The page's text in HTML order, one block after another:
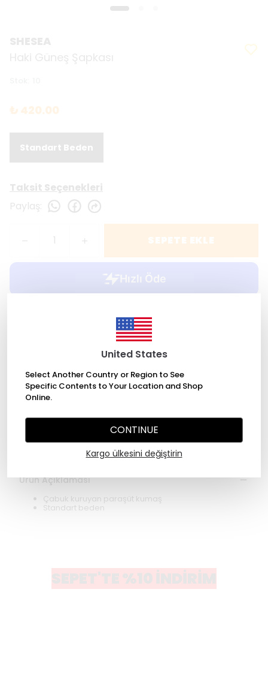
United States
Select Another Country or Region to See
Specific Contents to Your Location and Shop
Online.
CONTINUE
Kargo ülkesini değiştirin
₺ 420.00
Standart Beden
Taksit Seçenekleri
Paylaş
SEPETE EKLE
WHATSAPP
2000 TL üzeri ücretsiz kargo
Değişim Garantisi
Ürün Açıklaması
Çabuk kuruyan paraşüt kumaş
Standart beden
SEPET'TE %10 İNDİRİM